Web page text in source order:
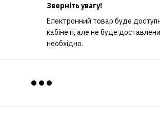
Зверніть увагу!
Електронний товар буде
кабінеті, але не буде
необхідно.